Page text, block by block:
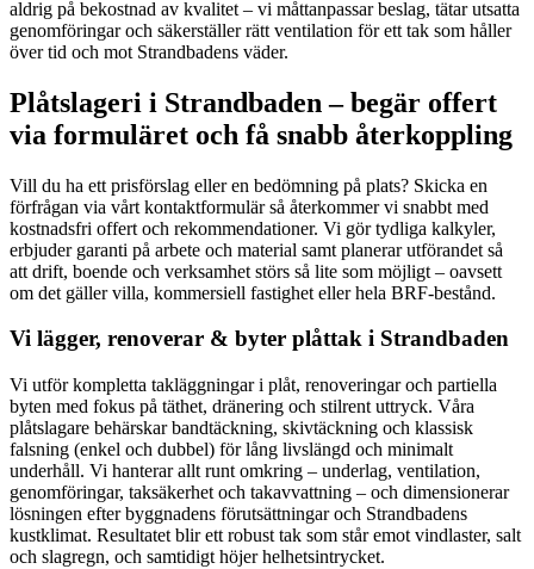
aldrig på bekostnad av kvalitet – vi måttanpassar beslag, tätar utsatta
genomföringar och säkerställer rätt ventilation för ett tak som håller
över tid och mot Strandbadens väder.
Plåtslageri i Strandbaden – begär offert
via formuläret och få snabb återkoppling
Vill du ha ett prisförslag eller en bedömning på plats? Skicka en
förfrågan via vårt kontaktformulär så återkommer vi snabbt med
kostnadsfri offert och rekommendationer. Vi gör tydliga kalkyler,
erbjuder garanti på arbete och material samt planerar utförandet så
att drift, boende och verksamhet störs så lite som möjligt – oavsett
om det gäller villa, kommersiell fastighet eller hela BRF-bestånd.
Vi lägger, renoverar & byter plåttak i Strandbaden
Vi utför kompletta takläggningar i plåt, renoveringar och partiella
byten med fokus på täthet, dränering och stilrent uttryck. Våra
plåtslagare behärskar bandtäckning, skivtäckning och klassisk
falsning (enkel och dubbel) för lång livslängd och minimalt
underhåll. Vi hanterar allt runt omkring – underlag, ventilation,
genomföringar, taksäkerhet och takavvattning – och dimensionerar
lösningen efter byggnadens förutsättningar och Strandbadens
kustklimat. Resultatet blir ett robust tak som står emot vindlaster, salt
och slagregn, och samtidigt höjer helhetsintrycket.